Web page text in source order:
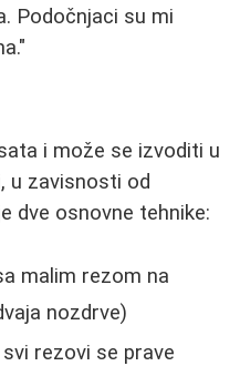
Podočnjaci su mi
i može se izvoditi u
u zavisnosti od
dve osnovne tehnike:
malim rezom na
nozdrve)
svi rezovi se prave